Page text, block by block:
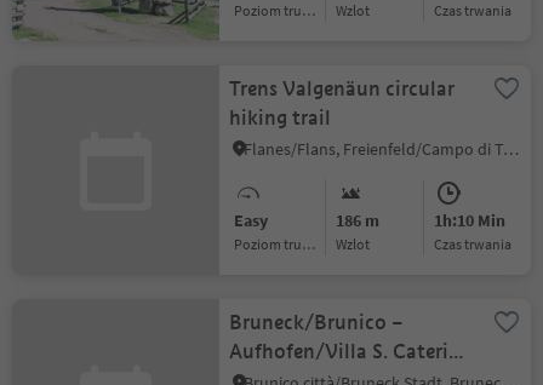
Poziom trudności Wzlot czas trwania
Trens Valgenäun circular
hiking trail
Flanes/Flans, Freienfeld/Campo di Trens, Sterzing/Vipiteno and environs
Easy
Poziom trudności
186 m
Wzlot
1h:10 Min
czas trwania
Bruneck/Brunico –
Aufhofen/Villa S. Caterina